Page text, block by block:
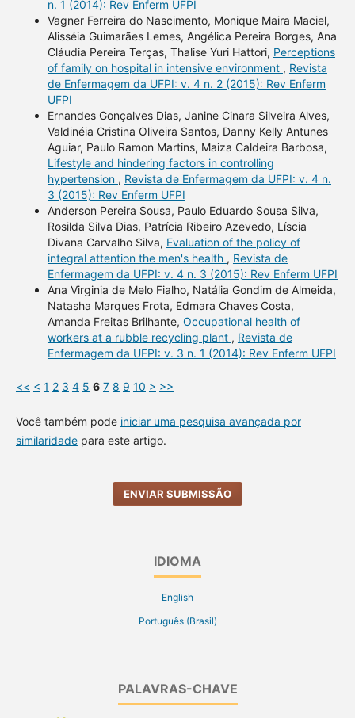
n. 1 (2014): Rev Enferm UFPI
Vagner Ferreira do Nascimento, Monique Maira Maciel,
Alisséia Guimarães Lemes, Angélica Pereira Borges, Ana
Cláudia Pereira Terças, Thalise Yuri Hattori, Perceptions
of family on hospital in intensive environment , Revista
de Enfermagem da UFPI: v. 4 n. 2 (2015): Rev Enferm
UFPI
Ernandes Gonçalves Dias, Janine Cinara Silveira Alves,
Valdinéia Cristina Oliveira Santos, Danny Kelly Antunes
Aguiar, Paulo Ramon Martins, Maiza Caldeira Barbosa,
Lifestyle and hindering factors in controlling
hypertension , Revista de Enfermagem da UFPI: v. 4 n.
3 (2015): Rev Enferm UFPI
Anderson Pereira Sousa, Paulo Eduardo Sousa Silva,
Rosilda Silva Dias, Patrícia Ribeiro Azevedo, Líscia
Divana Carvalho Silva, Evaluation of the policy of
integral attention the men's health , Revista de
Enfermagem da UFPI: v. 4 n. 3 (2015): Rev Enferm UFPI
Ana Virginia de Melo Fialho, Natália Gondim de Almeida,
Natasha Marques Frota, Edmara Chaves Costa,
Amanda Freitas Brilhante, Occupational health of
workers at a rubble recycling plant , Revista de
Enfermagem da UFPI: v. 3 n. 1 (2014): Rev Enferm UFPI
<< < 1 2 3 4 5 6 7 8 9 10 > >>
Você também pode iniciar uma pesquisa avançada por
similaridadepara este artigo.
ENVIAR SUBMISSÃO
IDIOMA
English
Português (Brasil)
PALAVRAS-CHAVE